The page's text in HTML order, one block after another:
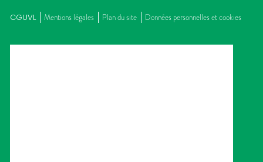
CGUVL Mentions légales Plan du site Données personnelles et cookies